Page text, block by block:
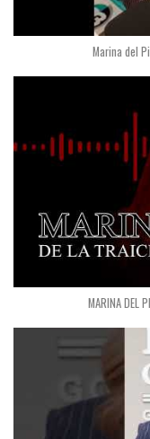
Marina del
MARINA